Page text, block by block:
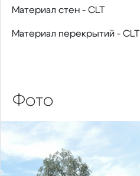
Материал стен - CLT
Материал перекрытий - CLT
Фото